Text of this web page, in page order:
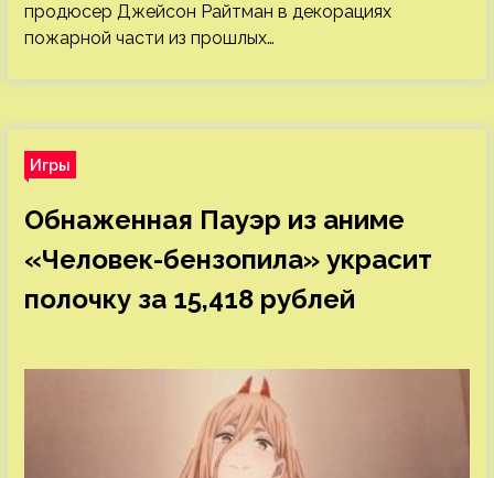
продюсер Джейсон Райтман в декорациях
пожарной части из прошлых…
Игры
Обнаженная Пауэр из аниме
«Человек-бензопила» украсит
полочку за 15,418 рублей